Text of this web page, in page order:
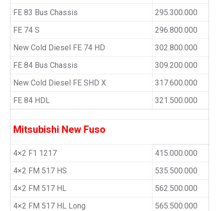
FE 83 Bus Chassis
295.300.000
FE 74 S
296.800.000
New Cold Diesel FE 74 HD
302.800.000
FE 84 Bus Chassis
309.200.000
New Cold Diesel FE SHD X
317.600.000
FE 84 HDL
321.500.000
Mitsubishi New Fuso
4×2 F1 1217
415.000.000
4×2 FM 517 HS
535.500.000
4×2 FM 517 HL
562.500.000
4×2 FM 517 HL Long
565.500.000